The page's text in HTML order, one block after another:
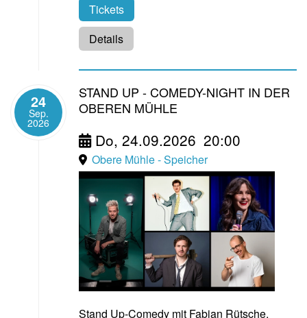
Tickets
Details
24
Sep.
2026
STAND UP - COMEDY-NIGHT IN DER
OBEREN MÜHLE
Do, 24.09.2026 20:00
Obere Mühle - Speicher
Stand Up-Comedy mit Fabian Rütsche,